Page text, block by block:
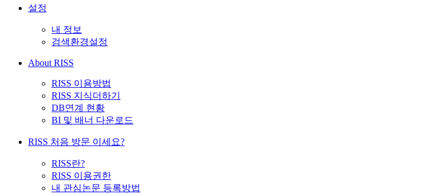
설정
내 정보
검색환경설정
About RISS
RISS 이용방법
RISS 지식더하기
DB연계 현황
BI 및 배너 다운로드
RISS 처음 방문 이세요?
RISS란?
RISS 이용권한
내 관심논문 등록방법